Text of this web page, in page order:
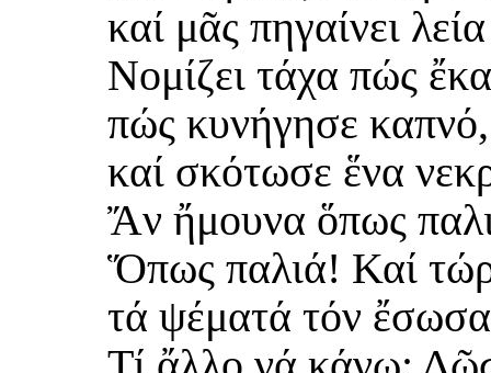
καί μᾶς πηγαίνει
Νομίζει τάχα πώς
πώς κυνήγησε
καί σκότωσε ἕνα
Ἄν ἤμουνα ὅπως
Ὅπως παλιά! Καί
τά ψέματά τόν